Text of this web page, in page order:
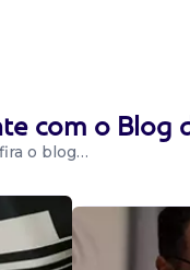
e ajustes
com o Blog
o blog…